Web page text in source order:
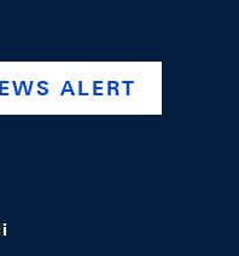
company/swiss-
ALERT